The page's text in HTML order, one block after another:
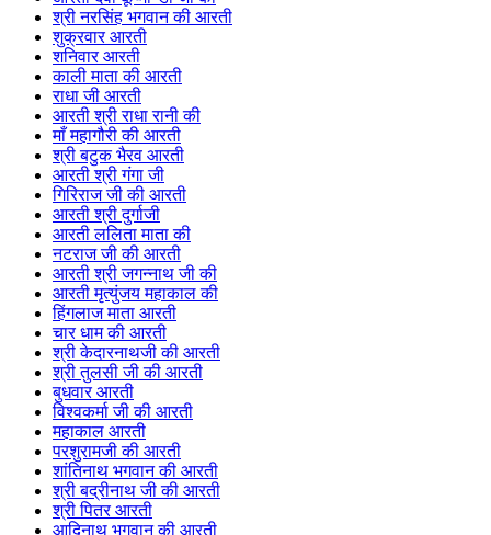
श्री नरसिंह भगवान की आरती
शुक्रवार आरती
शनिवार आरती
काली माता की आरती
राधा जी आरती
आरती श्री राधा रानी की
माँ महागौरी की आरती
श्री बटुक भैरव आरती
आरती श्री गंगा जी
गिरिराज जी की आरती
आरती श्री दुर्गाजी
आरती ललिता माता की
नटराज जी की आरती
आरती श्री जगन्नाथ जी की
आरती मृत्युंजय महाकाल की
हिंगलाज माता आरती
चार धाम की आरती
श्री केदारनाथजी की आरती
श्री तुलसी जी की आरती
बुधवार आरती
विश्वकर्मा जी की आरती
महाकाल आरती
परशुरामजी की आरती
शांतिनाथ भगवान की आरती
श्री बद्रीनाथ जी की आरती
श्री पितर आरती
आदिनाथ भगवान की आरती